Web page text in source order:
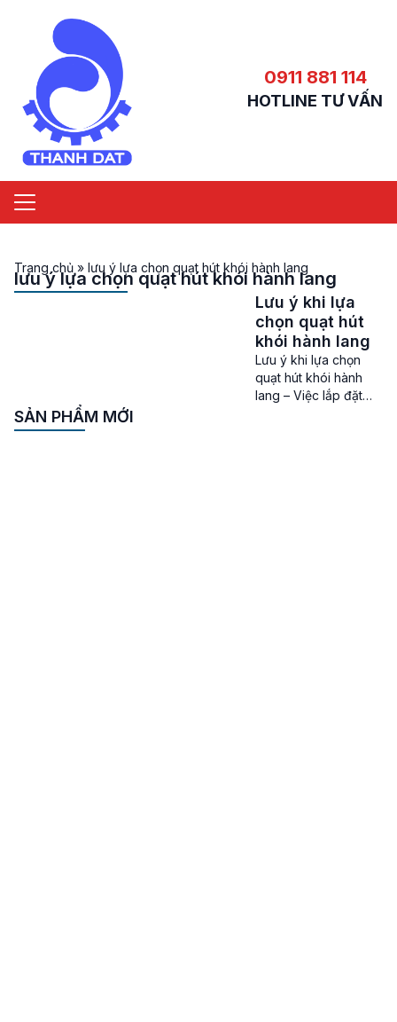
0911 881 114
HOTLINE TƯ VẤN
Trang chủ » lưu ý lựa chọn quạt hút khói hành lang
lưu ý lựa chọn quạt hút khói hành lang
Lưu ý khi lựa
chọn quạt hút
khói hành lang
Lưu ý khi lựa chọn
quạt hút khói hành
lang – Việc lắp đặt
SẢN PHẨM MỚI